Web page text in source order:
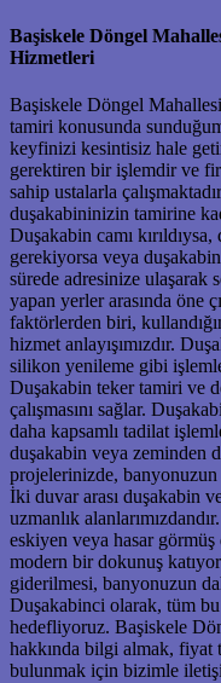
Başiskele Döngel
Hizmetleri
Başiskele Döngel
tamiri konusunda
keyfinizi kesintisiz hale
gerektiren bir işlemdir ve
sahip ustalarla
duşakabininizin tamirine
Duşakabin camı
gerekiyorsa veya duşakabin
sürede adresinize
yapan yerler arasında öne
faktörlerden biri,
hizmet anlayışımızdır.
silikon yenileme gibi
Duşakabin teker tamiri ve
çalışmasını sağlar.
daha kapsamlı tadilat
duşakabin veya zeminden
projelerinizde, banyonuzun
İki duvar arası duşakabin
uzmanlık
eskiyen veya hasar
modern bir dokunuş
giderilmesi, banyonuzun
Duşakabinci olarak, tüm
hedefliyoruz. Başiskele
hakkında bilgi almak, fiyat
bulunmak için bizimle